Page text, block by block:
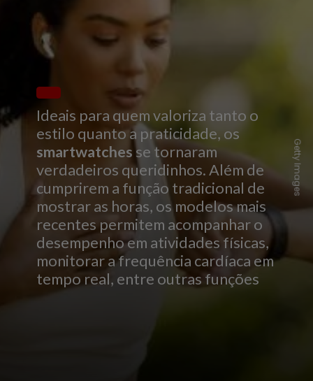
Ideais para quem valoriza tanto o
estilo quanto a praticidade, os
smartwatches se tornaram
verdadeiros queridinhos. Além de
cumprirem a função tradicional de
mostrar as horas, os modelos mais
recentes permitem acompanhar o
desempenho em atividades físicas,
monitorar a frequência cardíaca em
tempo real, entre outras funções
Getty Images